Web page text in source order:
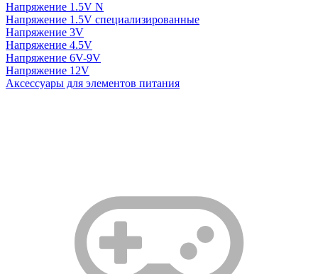
Напряжение 1.5V N
Напряжение 1.5V специализированные
Напряжение 3V
Напряжение 4.5V
Напряжение 6V-9V
Напряжение 12V
Аксессуары для элементов питания